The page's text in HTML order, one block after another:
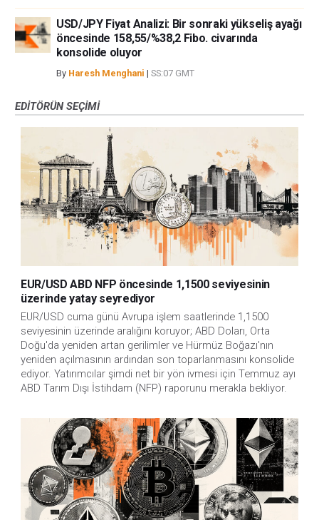
USD/JPY Fiyat Analizi: Bir sonraki yükseliş ayağı
öncesinde 158,55/%38,2 Fibo. civarında
konsolide oluyor
By Haresh Menghani | SS:07 GMT
EDITÖRÜN SEÇIMI
EUR/USD ABD NFP öncesinde 1,1500 seviyesinin
üzerinde yatay seyrediyor
EUR/USD cuma günü Avrupa işlem saatlerinde 1,1500
seviyesinin üzerinde aralığını koruyor; ABD Doları, Orta
Doğu'da yeniden artan gerilimler ve Hürmüz Boğazı'nın
yeniden açılmasının ardından son toparlanmasını konsolide
ediyor. Yatırımcılar şimdi net bir yön ivmesi için Temmuz ayı
ABD Tarım Dışı İstihdam (NFP) raporunu merakla bekliyor.